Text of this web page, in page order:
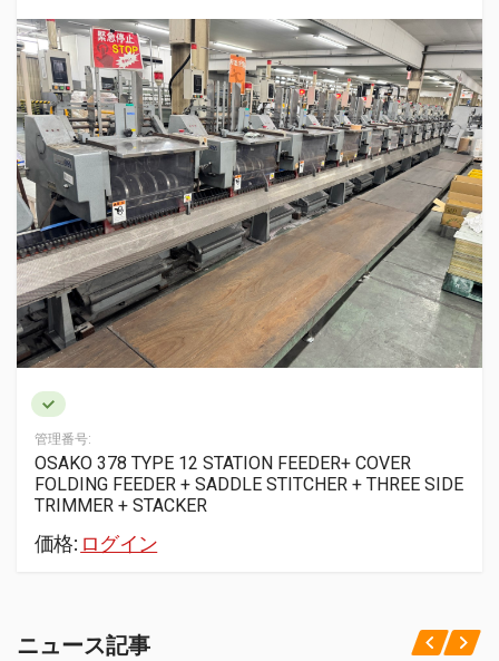
管理番号:
OSAKO 378 TYPE 12 STATION FEEDER+ COVER
FOLDING FEEDER + SADDLE STITCHER + THREE SIDE
TRIMMER + STACKER
価格: ログイン
ニュース記事